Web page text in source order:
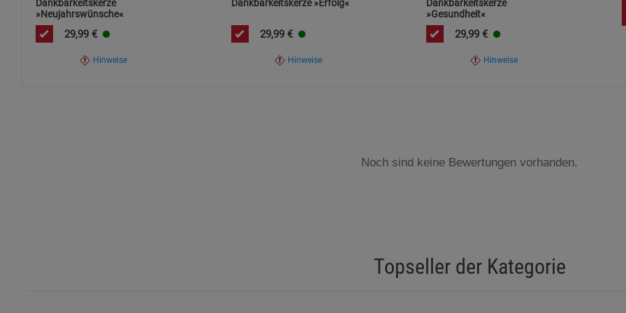
Dankbarkeitskerze
»Neujahrswünsche«
29,99 €
Hinweise
Dankbarkeitskerze »Erfolg«
29,99 €
Hinweise
Dankbarkeitskerze
»Gesundheit«
29,99 €
Hinweise
Noch sind keine Bewertungen vorhanden.
Topseller der Kategorie
Marketing Cookies (3)
Beschreibung Marketing Cookies
Cookie-Informationen